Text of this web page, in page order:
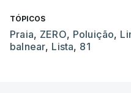
TÓPICOS
Praia, ZERO, Poluição,
balnear, Lista, 81